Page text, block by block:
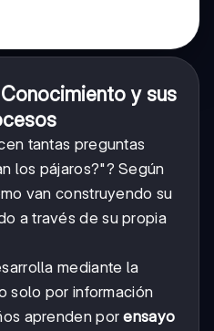
y sus
tantas preguntas
los pájaros?"? Según
van construyendo su
a través de su propia
mediante la
solo por información
aprenden porensayo